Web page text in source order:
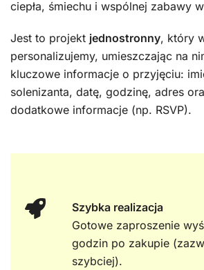
ciepła, śmiechu i wspólnej zabawy
Jest to projekt jednostronny, który
personalizujemy, umieszczając na
kluczowe informacje o przyjęciu:
solenizanta, datę, godzinę, adres
dodatkowe informacje (np. RSVP).
Szybka realizacja
Gotowe zaproszenie
godzin po zakupie
szybciej).